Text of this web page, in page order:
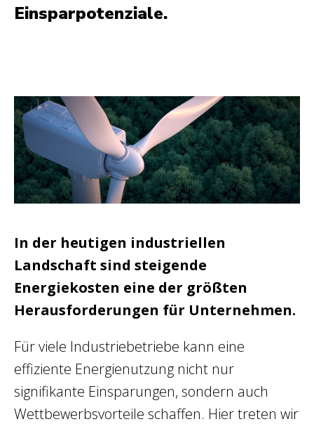
Einsparpotenziale.
In der heutigen industriellen
Landschaft sind steigende
Energiekosten eine der größten
Herausforderungen für Unternehmen.
Für viele Industriebetriebe kann eine
effiziente Energienutzung nicht nur
signifikante Einsparungen, sondern auch
Wettbewerbsvorteile schaffen. Hier treten wir